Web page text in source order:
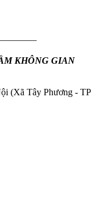
KHÔNG GIAN
(Xã Tây Phương - TP